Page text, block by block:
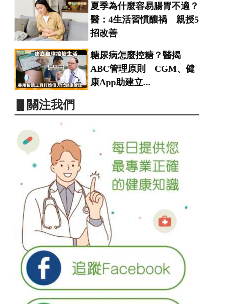
夏季為什麼容易腸胃不適？
醫：4生活習慣釀禍 親授5
招改善
糖尿病怎麼控糖？醫揭
ABC管理原則 CGM、健
康App助建立...
▋關注我們